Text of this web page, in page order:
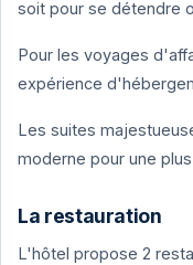
soit pour se détendre
Pour les voyages
expérience
Les suites
moderne pour une
La restauration
L'hôtel propose 2